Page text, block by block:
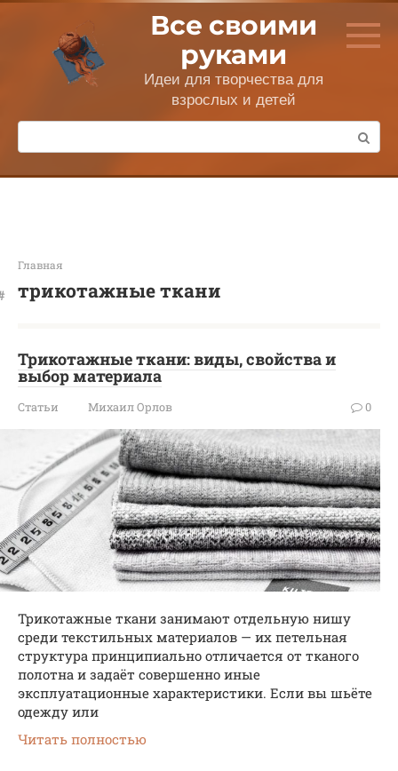
Перейти
контенту
Все своими
руками
Идеи для творчества для
взрослых и детей
Поиск:
Главная
трикотажные ткани
Трикотажные ткани: виды, свойства и
выбор материала
Статьи Михаил Орлов 0
Трикотажные ткани занимают отдельную нишу
среди текстильных материалов — их петельная
структура принципиально отличается от тканого
полотна и задаёт совершенно иные
эксплуатационные характеристики. Если вы шьёте
одежду или
Читать полностью